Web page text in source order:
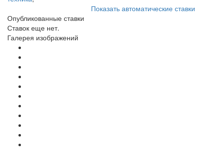
Показать автоматические ставки
Опубликованные ставки
Ставок еще нет.
Галерея изображений